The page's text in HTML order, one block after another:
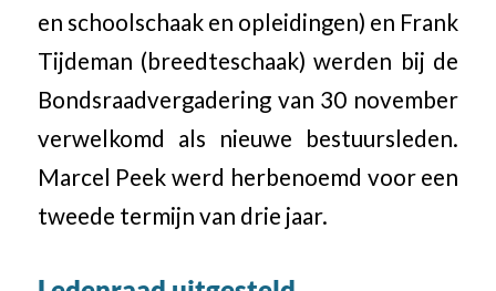
en schoolschaak en opleidingen) en Frank
Tijdeman (breedteschaak) werden bij de
Bondsraadvergadering van 30 november
verwelkomd als nieuwe bestuursleden.
Marcel Peek werd herbenoemd voor een
tweede termijn van drie jaar.